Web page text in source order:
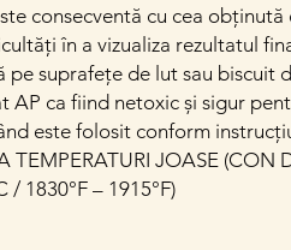
consecventă cu cea
în a vizualiza rezultatul
pe suprafețe de lut sau biscuit
AP ca fiind netoxic și sigur
este folosit conform
TEMPERATURI JOASE (CON
/ 1830°F – 1915°F)